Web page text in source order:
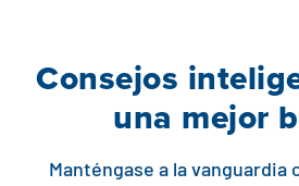
Consejos
una mejor
Manténgase a la vanguardia